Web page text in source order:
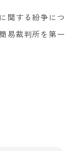
関する紛争につ
易裁判所を第一